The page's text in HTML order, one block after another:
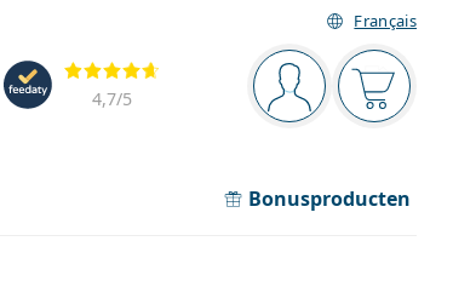
Français
Navigatie
Je bent ingelogd
Jouw
Beoordelingen
4,7/5
Bonusproducten